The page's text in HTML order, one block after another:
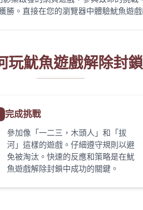
。直接在您的瀏覽器中體驗魷魚遊
玩魷魚遊戲解除封鎖
完成挑戰
參加像「一二三，木頭人」和「拔
河」這樣的遊戲。仔細遵守規則以避
免被淘汰。快速的反應和策略是在魷
魚遊戲解除封鎖中成功的關鍵。